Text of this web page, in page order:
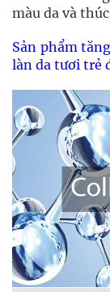
màu da và
Sản phẩm
làn da tươi trẻ